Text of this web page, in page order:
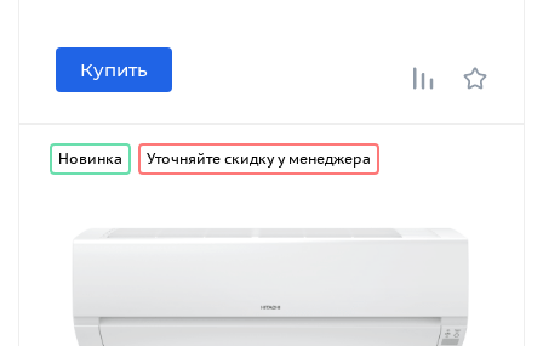
Купить
Новинка Уточняйте скидку у менеджера